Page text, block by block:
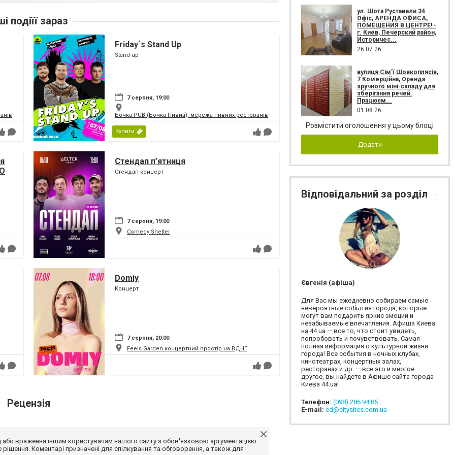
подіїї зараз
Friday`s Stand Up
Stand-up
7 серпня, 19:00
Бочка PUB (Бочка Пивна), мережа пивних ресторанів
Купити
Стендап п’ятниця
Стендап-концерт
7 серпня, 19:00
Comedy Shelter
Domiy
Концерт
7 серпня, 20:00
Feels Garden концертний простір на ВДНГ
Рецензія
або враження іншим користувачам нашого сайту з обов'язковою аргументацією
Коментарі призначені для спілкування та обговорення, а також для
ул. Шота Руставели 34
Офіс, АРЕНДА ОФИСА,
ПОМЕЩЕНИЯ В ЦЕНТРЕ! -
г. Киев, Печерский район,
Историчес...
26.07.26
вулиця Сім'ї Шовкоплясів,
7 Комерційна, Оренда
зручного міні-складу для
зберігання речей.
Працюєм...
01.08.26
Розмістити оголошення у цьому блоці
Додати
Відповідальний за розділ
Євгенія (афіша)
Для Вас мы ежедневно собираем самые
невероятные события города, которые
могут вам подарить яркие эмоции и
незабываемые впечатления. Афиша Киева
на 44.ua — все то, что стоит увидеть,
попробовать и почувствовать. Самая
полная информация о культурной жизни
города! Все события в ночных клубах,
кинотеатрах, концертных залах,
ресторанах и др. — все это и многое
другое, вы найдете в Афише сайта города
Киева 44.ua!
Телефон: (098) 286 94 85
E-mail: ed@citysites.com.ua